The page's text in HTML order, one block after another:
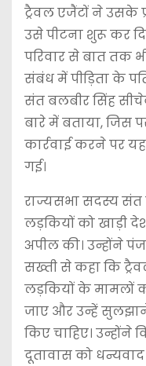
ट्रैवल एजैंटों ने उसके
उसे पीटना शुरू कर
परिवार से बात तक
संबंध में पीड़िता के
संत बलबीर सिंह
बारे में बताया, जिस
कार्रवाई करने पर
गई।
राज्यसभा सदस्य संत
लड़कियों को खाड़ी
अपील की। उन्होंने
सख्ती से कहा कि
लड़कियों के मामलों
जाए और उन्हें
किए चाहिए। उन्होंने
दूतावास को धन्यवाद